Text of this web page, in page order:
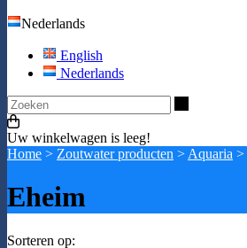
Nederlands
English
Nederlands
Uw winkelwagen is leeg!
Home > Zoutwater producten > Aquaria >
Eheim
Sorteren op: